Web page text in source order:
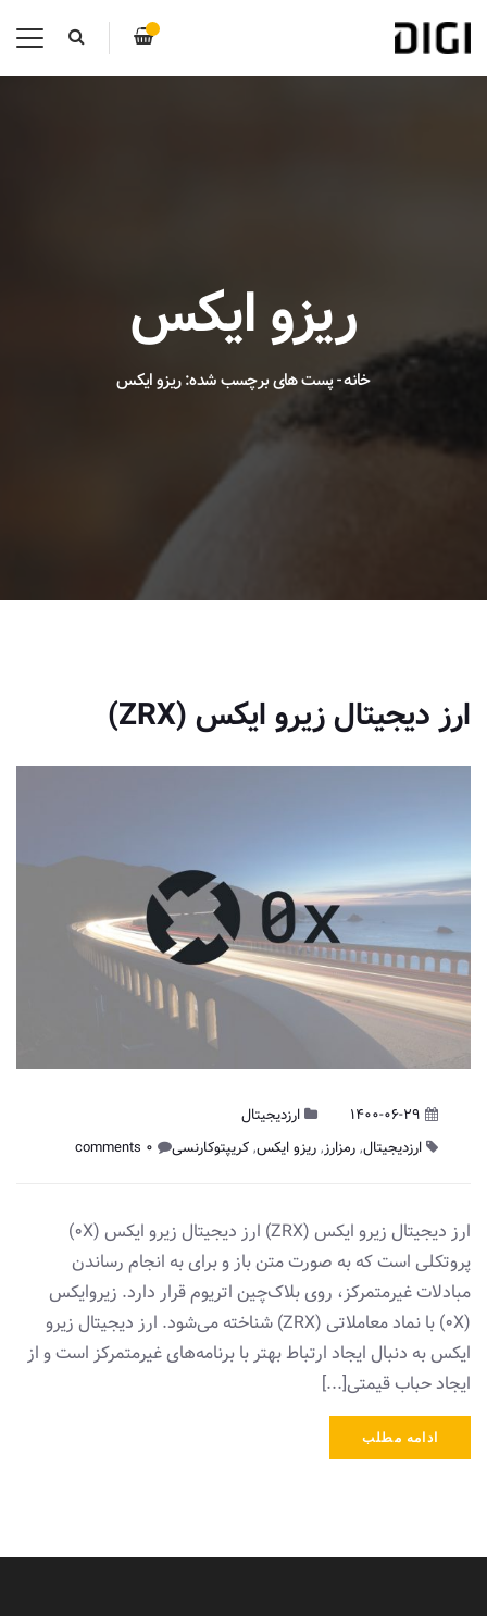
ریزو ایکس
خانه-پست های برچسب شده: ریزو ایکس
ارز دیجیتال زیرو ایکس (ZRX)
1400-06-29
ارزدیجیتال
ارزدیجیتال,رمزارز,ریزو ایکس,کریپتوکارنسی 0 comments
ارز دیجیتال زیرو ایکس (ZRX) ارز دیجیتال زیرو ایکس (0X)
پروتکلی است که به صورت متن باز و برای به انجام رساندن
مبادلات غیرمتمرکز، روی بلاک‌چین اتریوم قرار دارد. زیروایکس
(0X) با نماد معاملاتی (ZRX) شناخته می‌شود. ارز دیجیتال زیرو
ایکس به دنبال ایجاد ارتباط بهتر با برنامه‌های غیرمتمرکز است و از
ایجاد حباب قیمتی[...]
ادامه مطلب